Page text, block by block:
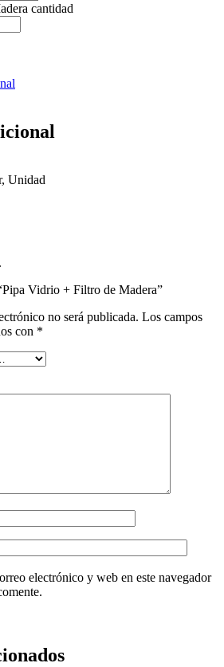
cantidad
Unidad
Vidrio + Filtro de Madera”
no será publicada. Los campos
con *
electrónico y web en este navegador